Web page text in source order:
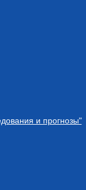
и прогнозы"